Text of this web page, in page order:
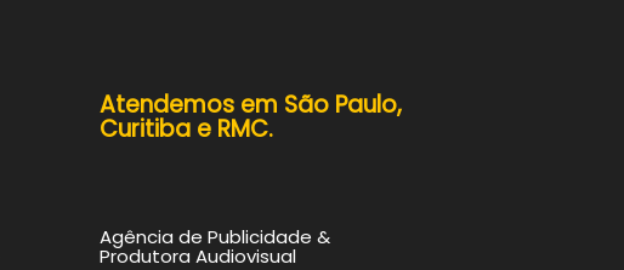
Atendemos em São Paulo,
Curitiba e RMC.
Agência de Publicidade &
Produtora Audiovisual